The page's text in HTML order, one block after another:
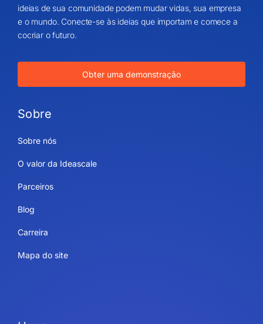
ideias de sua comunidade podem mudar vidas, sua empresa
e o mundo. Conecte-se às ideias que importam e comece a
cocriar o futuro.
Obter uma demonstração
Sobre
Sobre nós
O valor da Ideascale
Parceiros
Blog
Carreira
Mapa do site